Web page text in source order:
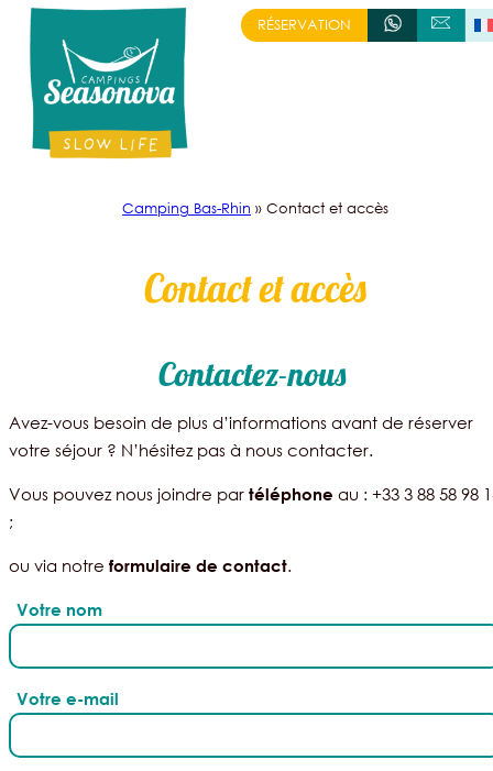
Aller
contenu
RÉSERVATION+333 88 58 98 14
ÉCRIVEZ-NOUS
Camping Bas-Rhin » Contact et accès
Contact et accès
Contactez-nous
Avez-vous besoin de plus d’informations avant de réserver
votre séjour ? N’hésitez pas à nous contacter.
Vous pouvez nous joindre par téléphone au : +33 3 88 58 98
;
ou via notre formulaire de contact.
Votre nom
Votre e-mail